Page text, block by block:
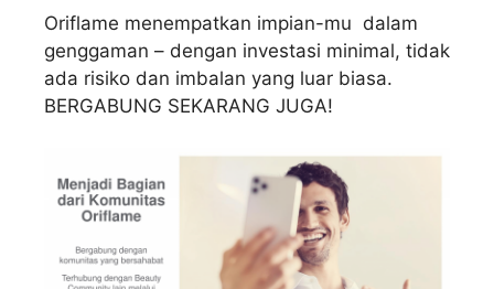
Oriflame menempatkan impian-mu dalam
genggaman – dengan investasi minimal, tidak
ada risiko dan imbalan yang luar biasa.
BERGABUNG SEKARANG JUGA!